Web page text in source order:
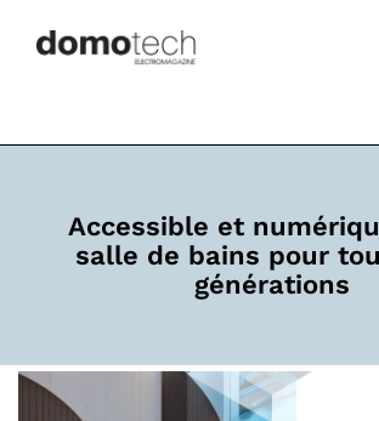
Accessible et
salle de bains pour
générations